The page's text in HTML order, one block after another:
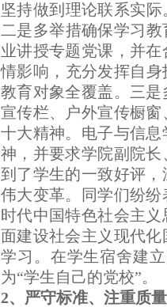
坚持做到理论联系实
二是多举措确保学习
业讲授专题党课，并
情影响，充分发挥自
教育对象全覆盖。三
宣传栏、户外宣传橱
十大精神。电子与信
神，并要求学院副院
到了学生的一致好评
伟大变革。同学们纷
时代中国特色社会主
面建设社会主义现代
学习。在学生宿舍建
为“学生自己的党校”。
2、严守标准、注重质